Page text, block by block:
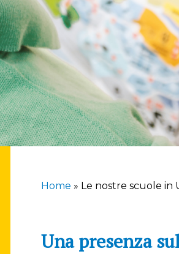
Home » Le nostre scuole in
Una presenza